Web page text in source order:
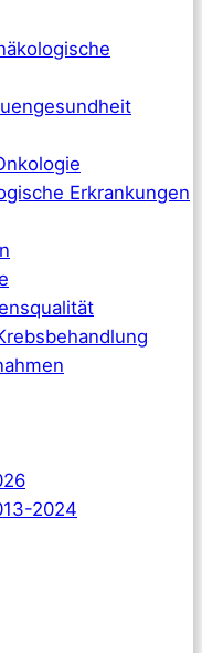
Erkrankungen
2024